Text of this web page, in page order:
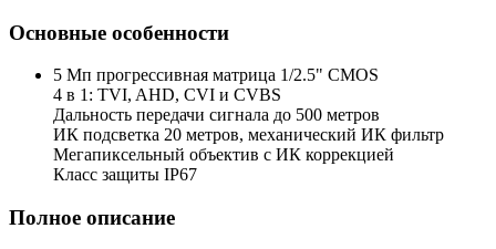
Основные особенности
5 Мп прогрессивная матрица 1/2.5" CMOS
4 в 1: TVI, AHD, CVI и CVBS
Дальность передачи сигнала до 500 метров
ИК подсветка 20 метров, механический ИК фильтр
Мегапиксельный объектив с ИК коррекцией
Класс защиты IP67
Полное описание